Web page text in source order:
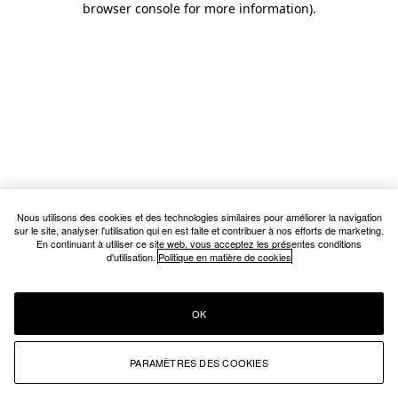
browser console for more information).
Nous utilisons des cookies et des technologies similaires pour améliorer la navigation
sur le site, analyser l'utilisation qui en est faite et contribuer à nos efforts de marketing.
En continuant à utiliser ce site web, vous acceptez les présentes conditions
d'utilisation. Politique en matière de cookies
PARAMÈTRES DES COOKIES
OK